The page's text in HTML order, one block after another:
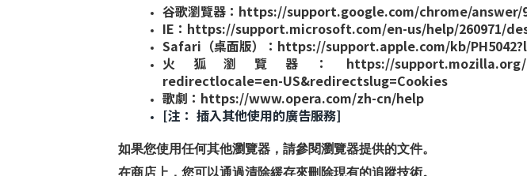
谷歌瀏覽器：https://support.google.com/chrome/answer/
IE：https://support.microsoft.com/en-us/help/260971/
Safari（桌面版）：https://support.apple.com/kb/
火狐瀏覽器：https://support.mozilla.org/en-US/
redirectlocale=en-US&redirectslug=Cookies
歌劇：https://www.opera.com/zh-cn/help
[注： 插入其他使用的廣告服務]
如果您使用任何其他瀏覽器，請參閱瀏覽器提供的文件。
在商店上，您可以通過清除緩存來刪除現有的追蹤技術。